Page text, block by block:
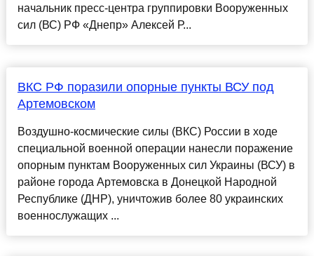
начальник пресс-центра группировки Вооруженных
сил (ВС) РФ «Днепр» Алексей Р...
ВКС РФ поразили опорные пункты ВСУ под
Артемовском
Воздушно-космические силы (ВКС) России в ходе
специальной военной операции нанесли поражение
опорным пунктам Вооруженных сил Украины (ВСУ) в
районе города Артемовска в Донецкой Народной
Республике (ДНР), уничтожив более 80 украинских
военнослужащих ...